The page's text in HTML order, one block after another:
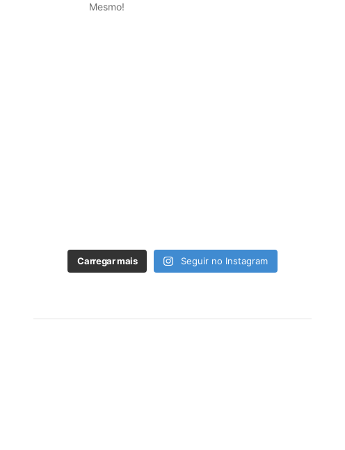
Mesmo!
Carregar mais Seguir no Instagram